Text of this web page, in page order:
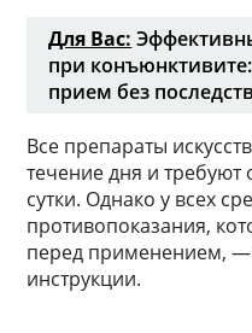
Для Вас:
при
прием без
Все препараты
течение дня и требуют
сутки. Однако у всех
противопоказания,
перед применением,
инструкции.